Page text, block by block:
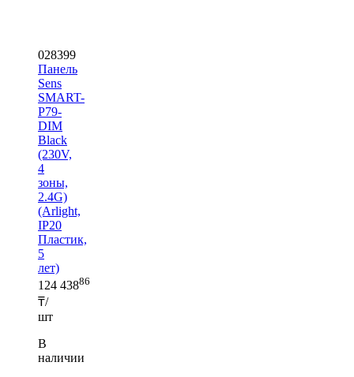
028399
Панель
Sens
SMART-
P79-
DIM
Black
(230V,
4
зоны,
2.4G)
(Arlight,
IP20
Пластик,
5
лет)
124 43886
₸/
шт
В
наличии